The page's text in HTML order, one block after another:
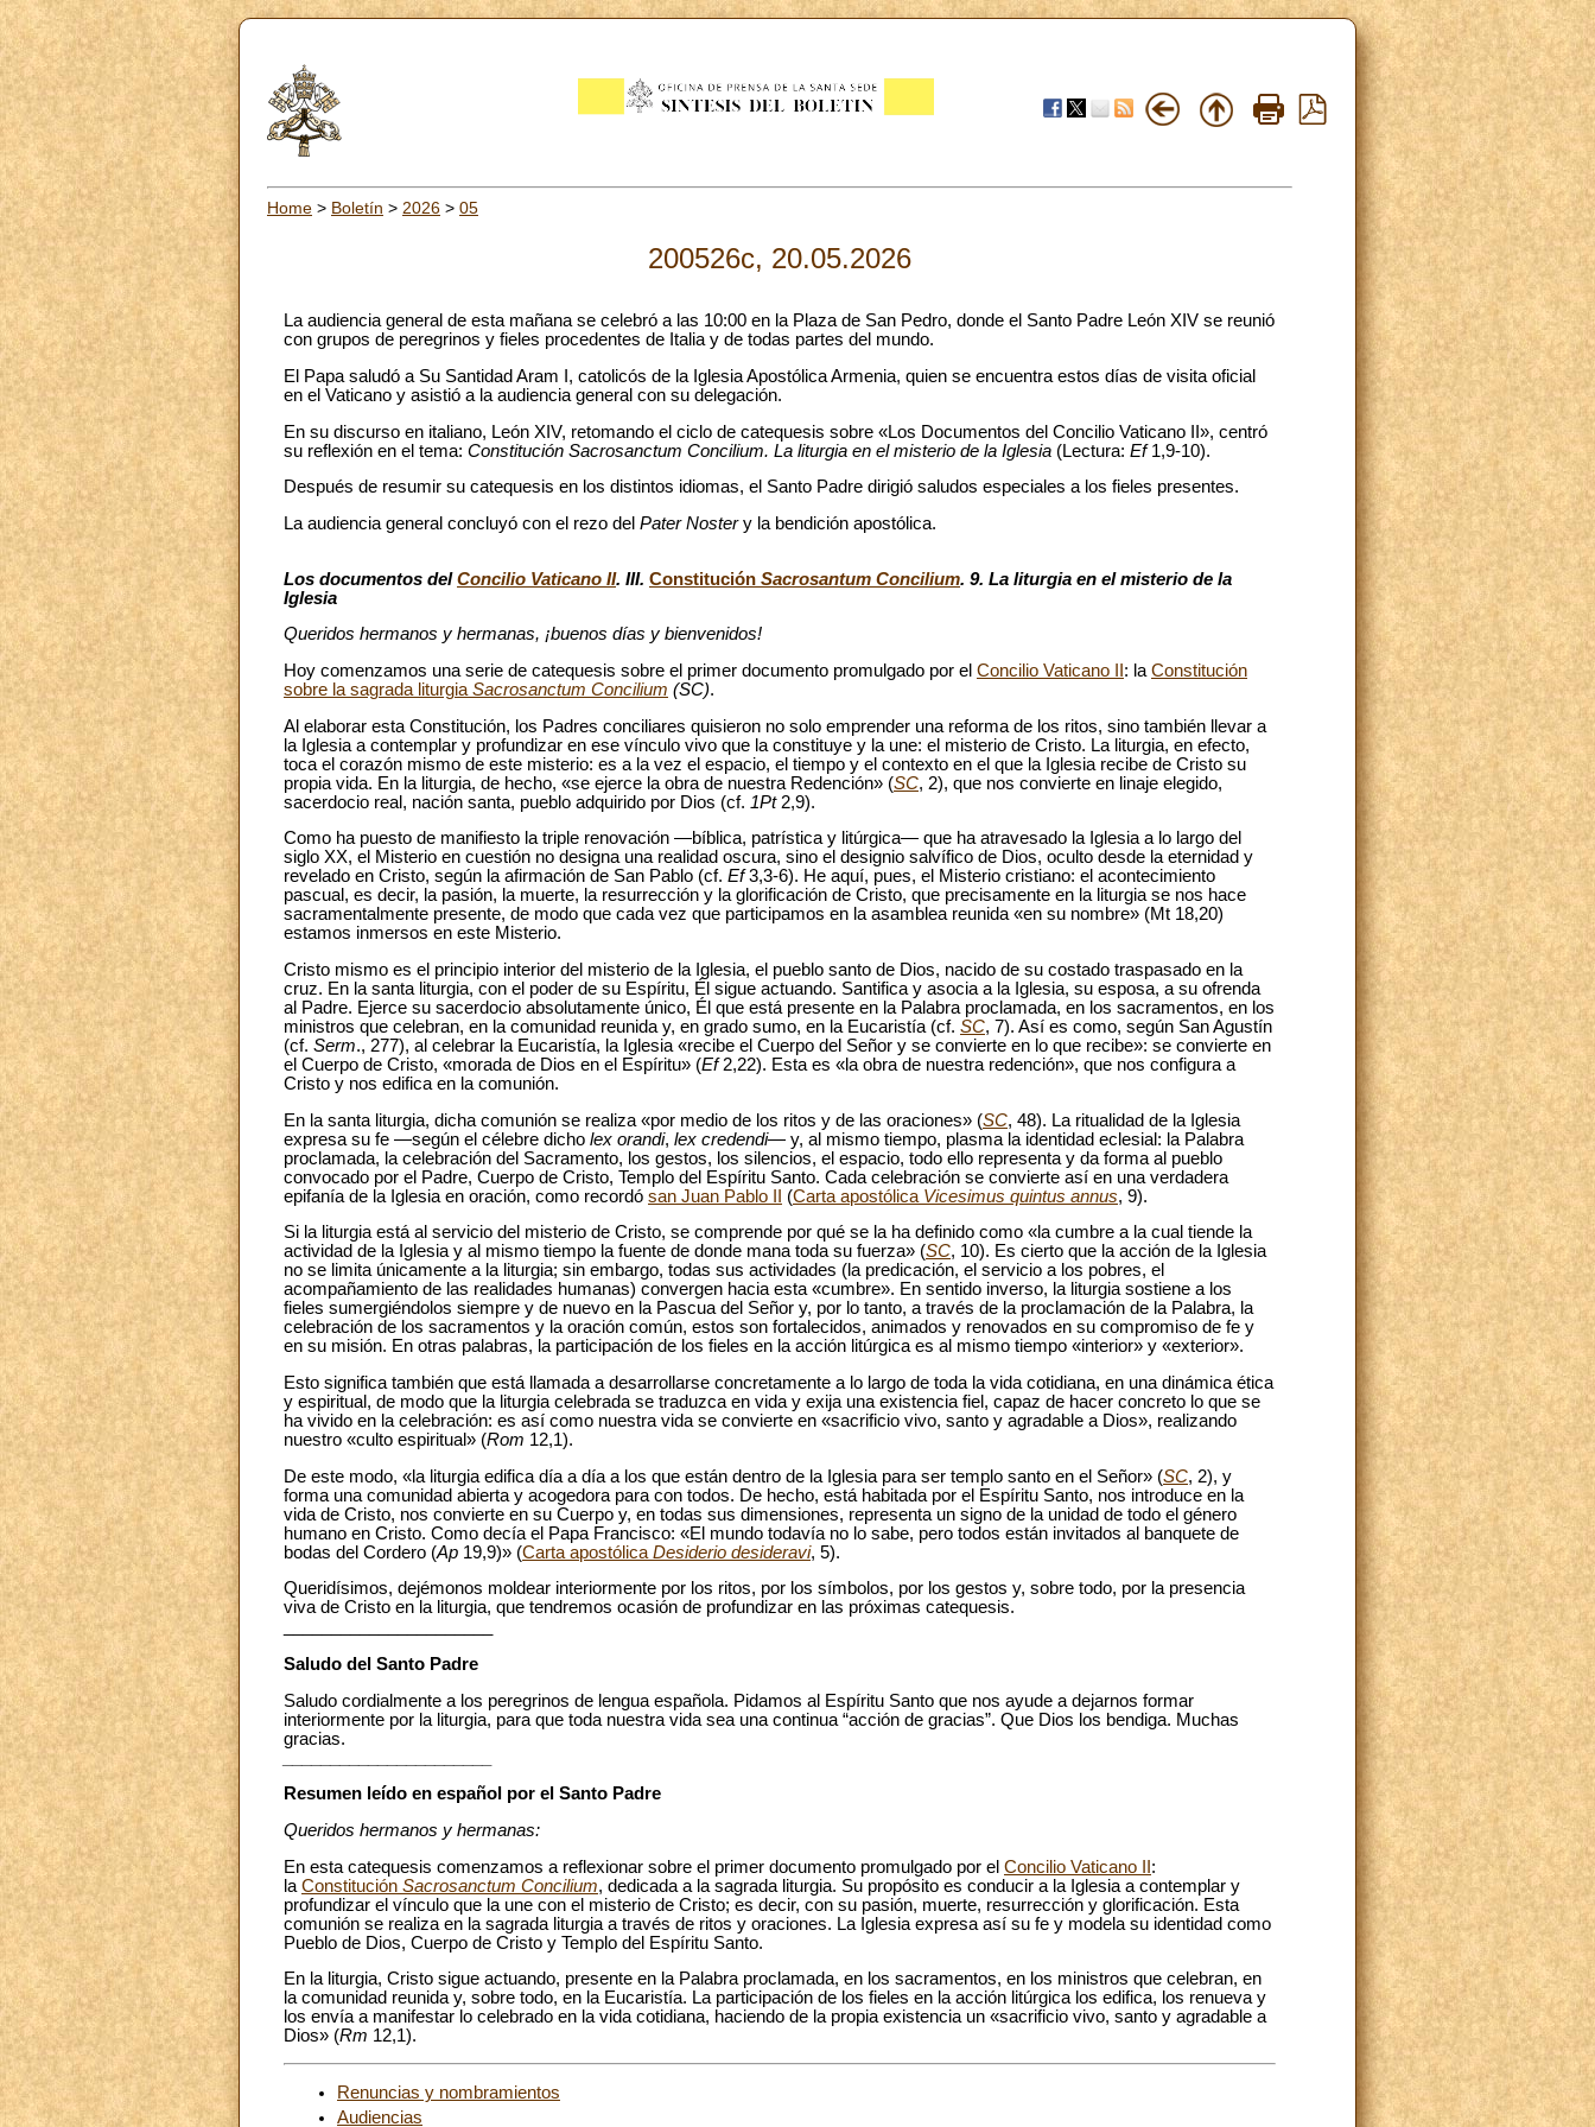
Home > Boletín > 2026 > 05
200526c, 20.05.2026
La audiencia general de esta mañana se celebró a las 10:00 en la Plaza de San Pedro, donde el Santo Padre León XIV se reunió
con grupos de peregrinos y fieles procedentes de Italia y de todas partes del mundo.
El Papa saludó a Su Santidad Aram I, catolicós de la Iglesia Apostólica Armenia, quien se encuentra estos días de visita oficial
en el Vaticano y asistió a la audiencia general con su delegación.
En su discurso en italiano, León XIV, retomando el ciclo de catequesis sobre «Los Documentos del Concilio Vaticano II», centró
su reflexión en el tema: Constitución Sacrosanctum Concilium. La liturgia en el misterio de la Iglesia (Lectura: Ef1,9-10).
Después de resumir su catequesis en los distintos idiomas, el Santo Padre dirigió saludos especiales a los fieles presentes.
La audiencia general concluyó con el rezo del Pater Nostery la bendición apostólica.
Los documentos delConcilio Vaticano II. III. Constitución Sacrosantum Concilium. 9. La liturgia en el misterio de la
Iglesia
Queridos hermanos y hermanas, ¡buenos días y bienvenidos!
Hoy comenzamos una serie de catequesis sobre el primer documento promulgado por el Concilio Vaticano II : la Constitución
sobre la sagrada liturgia Sacrosanctum Concilium (SC).
Al elaborar esta Constitución, los Padres conciliares quisieron no solo emprender una reforma de los ritos, sino también llevar a
la Iglesia a contemplar y profundizar en ese vínculo vivo que la constituye y la une: el misterio de Cristo. La liturgia, en efecto,
toca el corazón mismo de este misterio: es a la vez el espacio, el tiempo y el contexto en el que la Iglesia recibe de Cristo su
propia vida. En la liturgia, de hecho, «se ejerce la obra de nuestra Redención» (SC, 2), que nos convierte en linaje elegido,
sacerdocio real, nación santa, pueblo adquirido por Dios (cf. 1Pt2,9).
Como ha puesto de manifiesto la triple renovación —bíblica, patrística y litúrgica— que ha atravesado la Iglesia a lo largo del
siglo XX, el Misterio en cuestión no designa una realidad oscura, sino el designio salvífico de Dios, oculto desde la eternidad y
revelado en Cristo, según la afirmación de San Pablo (cf. Ef3,3-6). He aquí, pues, el Misterio cristiano: el acontecimiento
pascual, es decir, la pasión, la muerte, la resurrección y la glorificación de Cristo, que precisamente en la liturgia se nos hace
sacramentalmente presente, de modo que cada vez que participamos en la asamblea reunida «en su nombre» (Mt 18,20)
estamos inmersos en este Misterio.
Cristo mismo es el principio interior del misterio de la Iglesia, el pueblo santo de Dios, nacido de su costado traspasado en la
cruz. En la santa liturgia, con el poder de su Espíritu, Él sigue actuando. Santifica y asocia a la Iglesia, su esposa, a su ofrenda
al Padre. Ejerce su sacerdocio absolutamente único, Él que está presente en la Palabra proclamada, en los sacramentos, en los
ministros que celebran, en la comunidad reunida y, en grado sumo, en la Eucaristía (cf. SC, 7). Así es como, según San Agustín
(cf. Serm., 277), al celebrar la Eucaristía, la Iglesia «recibe el Cuerpo del Señor y se convierte en lo que recibe»: se convierte en
el Cuerpo de Cristo, «morada de Dios en el Espíritu» (Ef2,22). Esta es «la obra de nuestra redención», que nos configura a
Cristo y nos edifica en la comunión.
En la santa liturgia, dicha comunión se realiza «por medio de los ritos y de las oraciones» (SC, 48). La ritualidad de la Iglesia
expresa su fe —según el célebre dicho lex orandi, lex credendi— y, al mismo tiempo, plasma la identidad eclesial: la Palabra
proclamada, la celebración del Sacramento, los gestos, los silencios, el espacio, todo ello representa y da forma al pueblo
convocado por el Padre, Cuerpo de Cristo, Templo del Espíritu Santo. Cada celebración se convierte así en una verdadera
epifanía de la Iglesia en oración, como recordó san Juan Pablo II (Carta apostólica Vicesimus quintus annus, 9).
Si la liturgia está al servicio del misterio de Cristo, se comprende por qué se la ha definido como «la cumbre a la cual tiende la
actividad de la Iglesia y al mismo tiempo la fuente de donde mana toda su fuerza» (SC, 10). Es cierto que la acción de la Iglesia
no se limita únicamente a la liturgia; sin embargo, todas sus actividades (la predicación, el servicio a los pobres, el
acompañamiento de las realidades humanas) convergen hacia esta «cumbre». En sentido inverso, la liturgia sostiene a los
fieles sumergiéndolos siempre y de nuevo en la Pascua del Señor y, por lo tanto, a través de la proclamación de la Palabra, la
celebración de los sacramentos y la oración común, estos son fortalecidos, animados y renovados en su compromiso de fe y
en su misión. En otras palabras, la participación de los fieles en la acción litúrgica es al mismo tiempo «interior» y «exterior».
Esto significa también que está llamada a desarrollarse concretamente a lo largo de toda la vida cotidiana, en una dinámica ética
y espiritual, de modo que la liturgia celebrada se traduzca en vida y exija una existencia fiel, capaz de hacer concreto lo que se
ha vivido en la celebración: es así como nuestra vida se convierte en «sacrificio vivo, santo y agradable a Dios», realizando
nuestro «culto espiritual» (Rom 12,1).
De este modo, «la liturgia edifica día a día a los que están dentro de la Iglesia para ser templo santo en el Señor» (SC, 2), y
forma una comunidad abierta y acogedora para con todos. De hecho, está habitada por el Espíritu Santo, nos introduce en la
vida de Cristo, nos convierte en su Cuerpo y, en todas sus dimensiones, representa un signo de la unidad de todo el género
humano en Cristo. Como decía el Papa Francisco: «El mundo todavía no lo sabe, pero todos están invitados al banquete de
bodas del Cordero (Ap 19,9)» (Carta apostólica Desiderio desideravi, 5).
Queridísimos, dejémonos moldear interiormente por los ritos, por los símbolos, por los gestos y, sobre todo, por la presencia
viva de Cristo en la liturgia, que tendremos ocasión de profundizar en las próximas catequesis.
Saludo del Santo Padre
Saludo cordialmente a los peregrinos de lengua española. Pidamos al Espíritu Santo que nos ayude a dejarnos formar
interiormente por la liturgia, para que toda nuestra vida sea una continua “acción de gracias”. Que Dios los bendiga. Muchas
gracias.
Resumen leído en español por el Santo Padre
Queridos hermanos y hermanas:
En esta catequesis comenzamos a reflexionar sobre el primer documento promulgado por el Concilio Vaticano II :
la Constitución Sacrosanctum Concilium, dedicada a la sagrada liturgia. Su propósito es conducir a la Iglesia a contemplar y
profundizar el vínculo que la une con el misterio de Cristo; es decir, con su pasión, muerte, resurrección y glorificación. Esta
comunión se realiza en la sagrada liturgia a través de ritos y oraciones. La Iglesia expresa así su fe y modela su identidad como
Pueblo de Dios, Cuerpo de Cristo y Templo del Espíritu Santo.
En la liturgia, Cristo sigue actuando, presente en la Palabra proclamada, en los sacramentos, en los ministros que celebran, en
la comunidad reunida y, sobre todo, en la Eucaristía. La participación de los fieles en la acción litúrgica los edifica, los renueva y
los envía a manifestar lo celebrado en la vida cotidiana, haciendo de la propia existencia un «sacrificio vivo, santo y agradable a
Dios» (Rm 12,1).
Renuncias y nombramientos
Audiencias